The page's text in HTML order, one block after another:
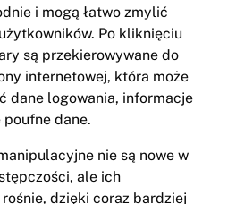
i mogą łatwo zmylić
Po kliknięciu
są przekierowywane do
internetowej, która może
dane logowania, informacje
dane.
nie są nowe w
ale ich
dzięki coraz bardziej